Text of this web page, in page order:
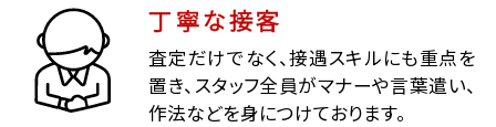
丁寧な接客
査定だけでなく、接遇スキルにも重点を
置き、スタッフ全員がマナーや言葉遣い、
作法などを身につけております。